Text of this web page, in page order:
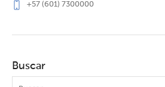
+57 (601) 7300000
Buscar